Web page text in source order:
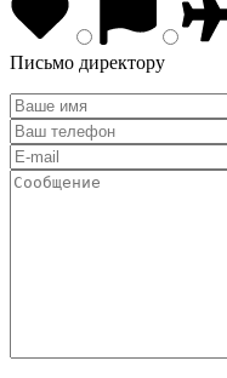
Письмо директору